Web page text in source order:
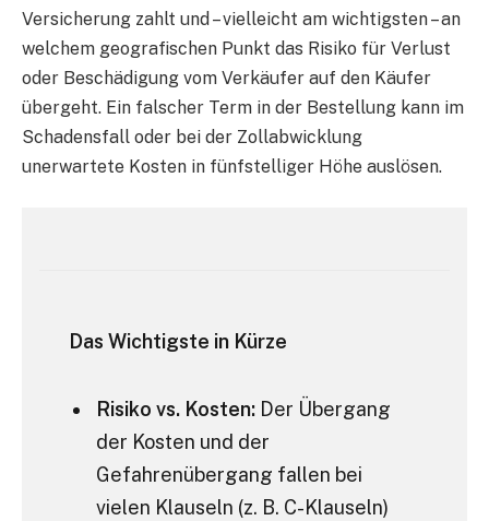
Versicherung zahlt und – vielleicht am wichtigsten – an
welchem geografischen Punkt das Risiko für Verlust
oder Beschädigung vom Verkäufer auf den Käufer
übergeht. Ein falscher Term in der Bestellung kann im
Schadensfall oder bei der Zollabwicklung
unerwartete Kosten in fünfstelliger Höhe auslösen.
Das Wichtigste in Kürze
Risiko vs. Kosten:Der Übergang
der Kosten und der
Gefahrenübergang fallen bei
vielen Klauseln (z. B. C-Klauseln)